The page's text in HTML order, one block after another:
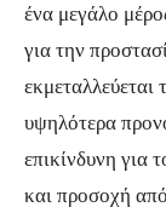
ένα μεγάλο
για την
εκμεταλλεύεται
υψηλότερα
επικίνδυνη για
και προσοχή